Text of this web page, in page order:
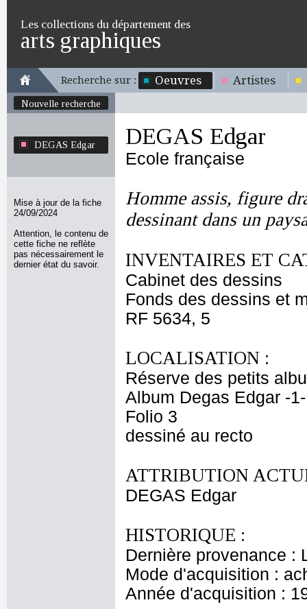
Les collections du département des
arts graphiques
Recherche sur : Oeuvres Artistes
Nouvelle recherche
DEGAS Edgar
Mise à jour de la fiche
24/09/2024
Attention, le contenu de
cette fiche ne reflète
pas nécessairement le
dernier état du savoir.
DEGAS Edgar
Ecole française
Homme assis, figure
dessinant dans un
INVENTAIRES ET
Cabinet des dessins
Fonds des dessins et
RF 5634, 5
LOCALISATION :
Réserve des petits
Album Degas Edgar -1-
Folio 3
dessiné au recto
ATTRIBUTION
DEGAS Edgar
HISTORIQUE :
Dernière provenance :
Mode d'acquisition :
Année d'acquisition :